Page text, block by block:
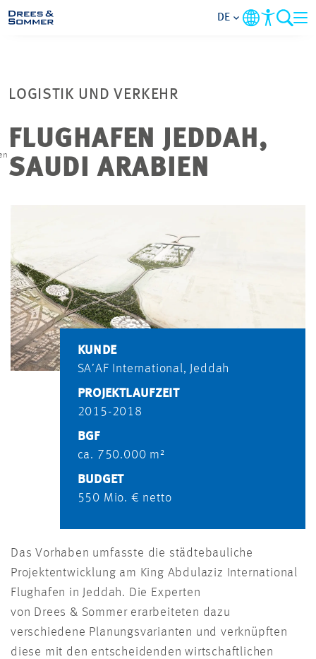
UNTERNEHMEN
PROJEKTE
KONTAKT
DE
LOGISTIK UND VERKEHR
FLUGHAFEN JEDDAH,
SAUDI ARABIEN
KUNDE
SA’AF International, Jeddah
PROJEKTLAUFZEIT
2015-2018
BGF
ca. 750.000 m²
BUDGET
550 Mio. € netto
Das Vorhaben umfasste die städtebauliche
Projektentwicklung am King Abdulaziz International
Flughafen in Jeddah. Die Experten
von Drees & Sommer erarbeiteten dazu
verschiedene Planungsvarianten und verknüpften
diese mit den entscheidenden wirtschaftlichen